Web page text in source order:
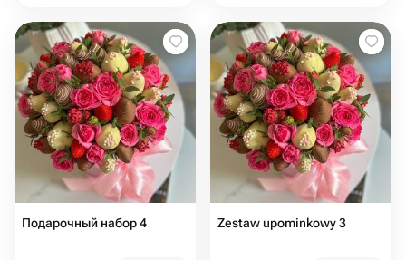
Подарочный набор 4 Zestaw upominkowy 3